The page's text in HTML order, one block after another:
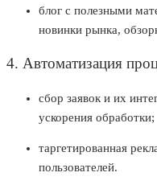
блог с полезными
новинки рынка,
4. Автоматизация
сбор заявок и их
ускорения обработки;
таргетированная
пользователей.